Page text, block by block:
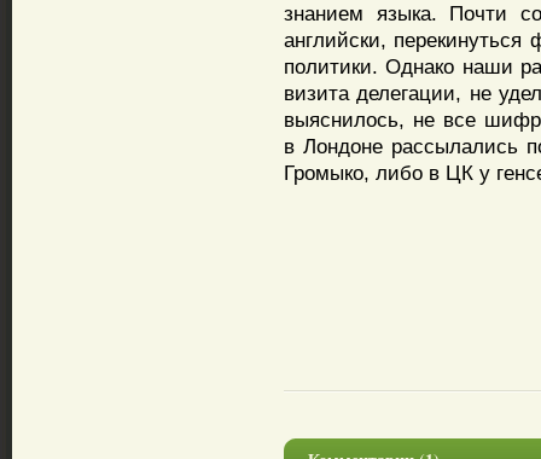
знанием языка. Почти
английски,
политики. Однако наши
визита делегации, не
выяснилось, не все
в Лондоне рассылались
Громыко, либо в ЦК у